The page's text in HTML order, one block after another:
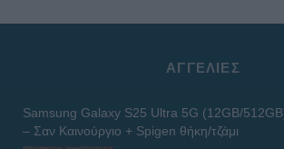
ΑΓΓΕΛΊΕΣ
Samsung Galaxy S25 Ultra 5G (12GB/
– Σαν Καινούργιο + Spigen θήκη/τζάμι